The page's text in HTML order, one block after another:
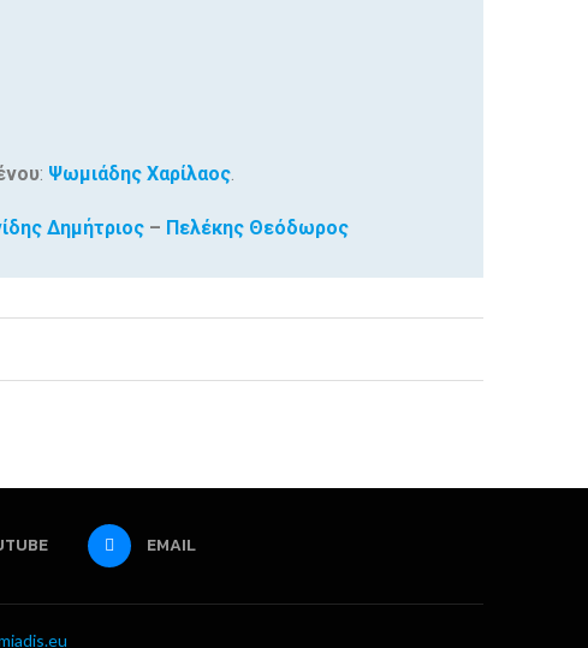
: Ψωμιάδης Χαρίλαος.
Δημήτριος– Πελέκης Θεόδωρος
EMAIL